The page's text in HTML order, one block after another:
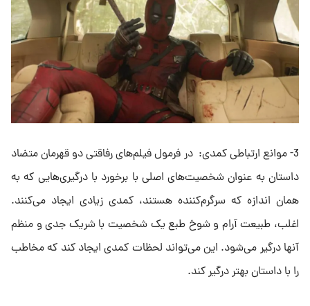
3- موانع ارتباطی کمدی: در فرمول فیلم‌های رفاقتی دو قهرمان متضاد
داستان به عنوان شخصیت‌های اصلی با برخورد با درگیری‌هایی که به
همان اندازه که سرگرم‌کننده هستند، کمدی زیادی ایجاد می‌کنند.
اغلب، طبیعت آرام و شوخ طبع یک شخصیت با شریک جدی و منظم
آنها درگیر می‌شود. این می‌تواند لحظات کمدی ایجاد کند که مخاطب
را با داستان بهتر درگیر کند.